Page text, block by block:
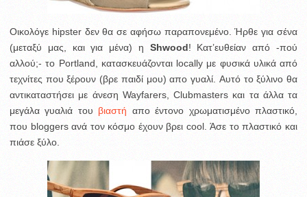
Οικολόγε hipster δεν θα σε αφήσω παραπονεμένο. Ήρθε για σένα
(μεταξύ μας, και για μένα) η Shwood! Κατ’ευθείαν από -πού
αλλού;- το Portland, κατασκευάζονται locally με φυσικά υλικά από
τεχνίτες που ξέρουν (βρε παιδί μου) απο γυαλί. Aυτό το ξύλινο θα
αντικαταστήσει με άνεση Wayfarers, Clubmasters και τα άλλα τα
μεγάλα γυαλιά του βιαστή απο έντονο χρωματισμένο πλαστικό,
που bloggers ανά τον κόσμο έχουν βρει cool. Άσε το πλαστικό και
πιάσε ξύλο.